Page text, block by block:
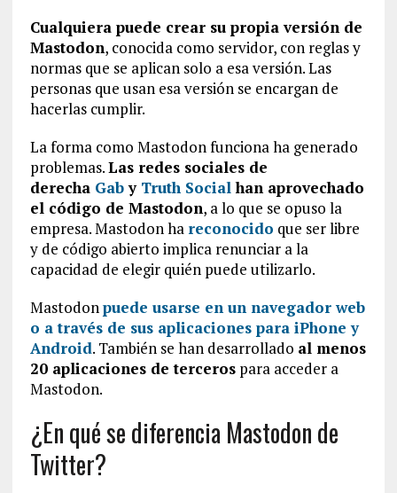
Cualquiera puede crear su propia versión de
Mastodon, conocida como servidor, con reglas y
normas que se aplican solo a esa versión. Las
personas que usan esa versión se encargan de
hacerlas cumplir.
La forma como Mastodon funciona ha generado
problemas.Las redes sociales de
derecha Gaby Truth Socialhan aprovechado
el código de Mastodon, a lo que se opuso la
empresa. Mastodon ha reconocido que ser libre
y de código abierto implica renunciar a la
capacidad de elegir quién puede utilizarlo.
Mastodonpuede usarse en un navegador web
o a través de sus aplicaciones para iPhone y
Android. También se han desarrollado al menos
20 aplicaciones de tercerospara acceder a
Mastodon.
¿En qué se diferencia Mastodon de
Twitter?